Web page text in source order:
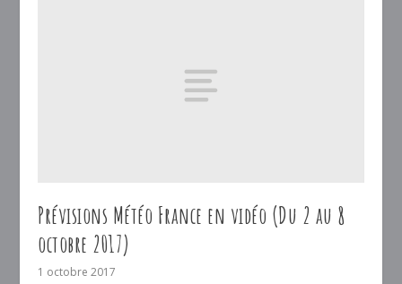
Prévisions Météo France en vidéo (Du 2 au 8
octobre 2017)
1 octobre 2017